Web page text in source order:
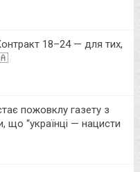
18–24 — для тих,
пожовклу газету з
що “українці — нацисти